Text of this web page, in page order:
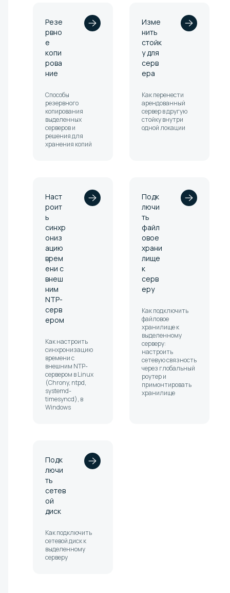
Резе
рвно
е
копи
рова
ние
Способы
резервного
копирования
выделенных
серверов и
решения для
хранения копий
Изме
нить
стойк
у для
серв
ера
Как перенести
арендованный
сервер в другую
стойку внутри
одной локации
Наст
роит
ь
синхр
ониз
ацию
врем
ени с
внеш
ним
NTP-
серв
ером
Как настроить
синхронизацию
времени с
внешним NTP-
сервером в Linux
(Chrony, ntpd,
systemd-
timesyncd), в
Windows
Подк
лючи
ть
файл
овое
храни
лище
к
серв
еру
Как подключить
файловое
хранилище к
выделенному
серверу:
настроить
сетевую связность
через глобальный
роутер и
примонтировать
хранилище
Подк
лючи
ть
сетев
ой
диск
Как подключить
сетевой диск к
выделенному
серверу